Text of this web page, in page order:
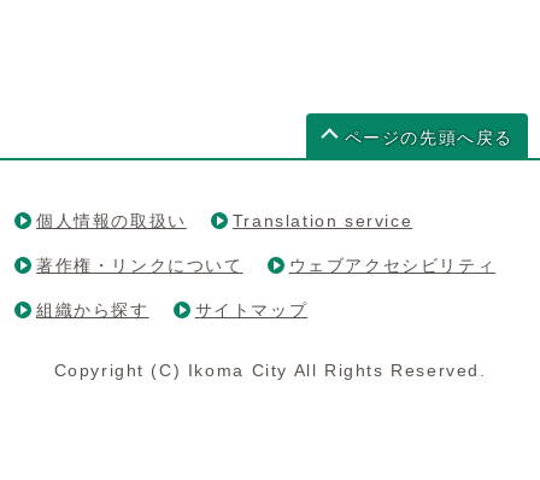
ページの先頭へ戻る
個人情報の取扱い Translation service
著作権・リンクについて ウェブアクセシビリティ
組織から探す サイトマップ
Copyright (C) Ikoma City All Rights Reserved.